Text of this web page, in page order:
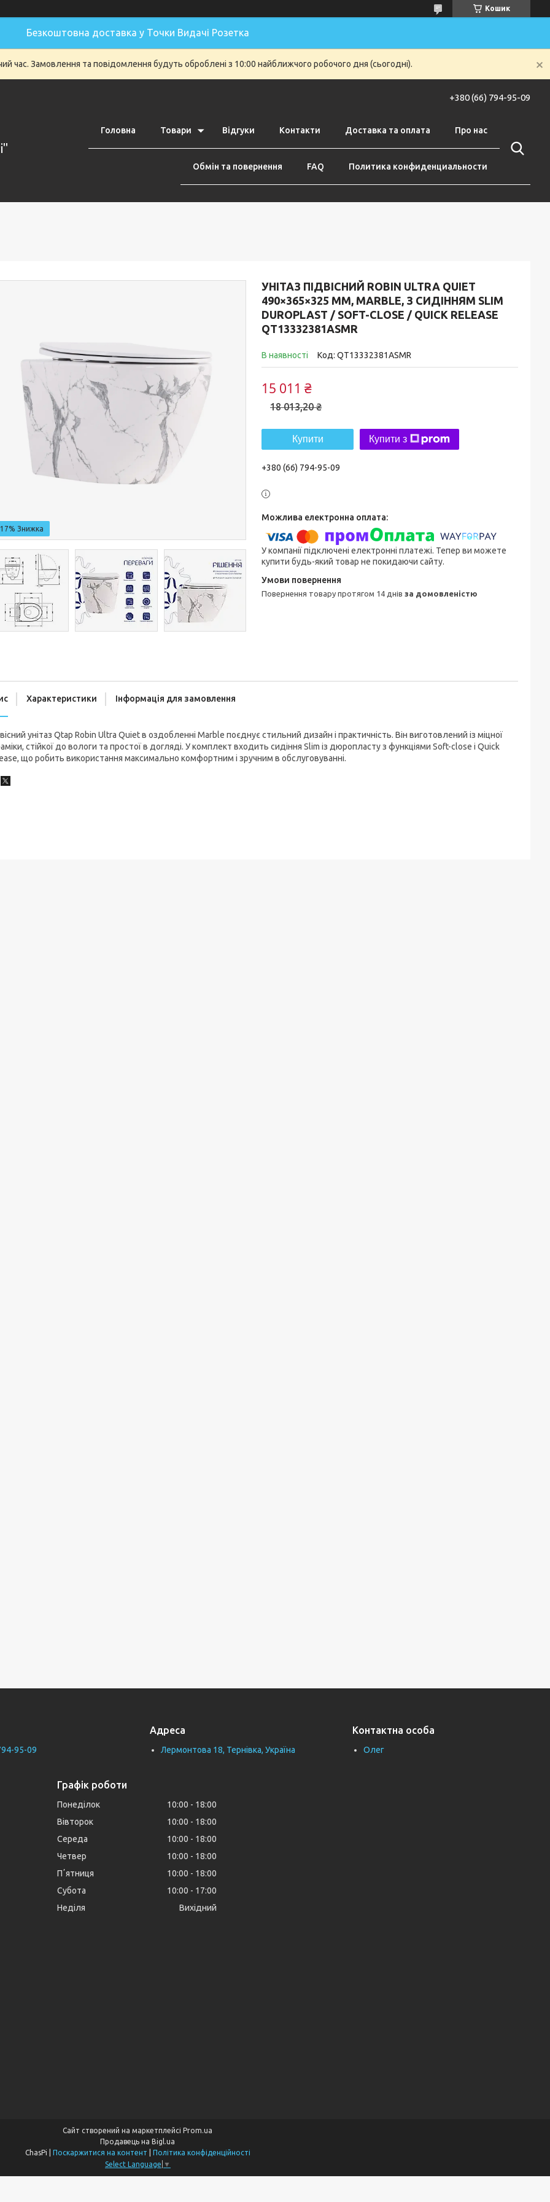
Кошик
Безкоштовна доставка у Точки Видачі Розетка
час. Замовлення та повідомлення будуть оброблені з 10:00 найближчого робочого дня (сьогодні).
+380 (66) 794-95-09
Головна Товари Відгуки Контакти Доставка та оплата Про нас
Обмін та повернення FAQ Политика конфиденциальности
УНІТАЗ ПІДВІСНИЙ ROBIN ULTRA QUIET
490×365×325 ММ, MARBLE, З СИДІННЯМ SLIM
DUROPLAST / SOFT-CLOSE / QUICK RELEASE
QT13332381АSMR
В наявності Код: QT13332381АSMR
18 013,20 ₴
15 011 ₴
Купити Купити з
+380 (66) 794-95-09
У компанії підключені електронні платежі. Тепер ви можете
купити будь-який товар не покидаючи сайту.
повернення товару протягом 14 днів за домовленістю
Характеристики Інформація для замовлення
унітаз Qtap Robin Ultra Quiet в оздобленні Marble поєднує стильний дизайн і практичність. Він виготовлений із міцної
стійкої до вологи та простої в догляді. У комплект входить сидіння Slim із дюропласту з функціями Soft-close і Quick
що робить використання максимально комфортним і зручним в обслуговуванні.
95-09
Адреса
Лермонтова 18, Тернівка, Україна
Контактна особа
Олег
Графік роботи
Понеділок 10:00
18:00
Вівторок
10:00
18:00
Середа
10:00
18:00
Четвер
10:00
18:00
Пʼятниця
10:00
18:00
Субота
10:00
17:00
Неділя
Вихідний
Сайт створений на маркетплейсі Prom.ua
Продавець на Bigl.ua
Поскаржитися на контент
Політика конфіденційності
Select Language ▼